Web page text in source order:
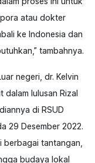
atau dokter
ke Indonesia dan
tambahnya.
negeri, dr. Kelvin
lulusan Rizal
di RSUD
29 Desember 2022.
berbagai tantangan,
budaya lokal